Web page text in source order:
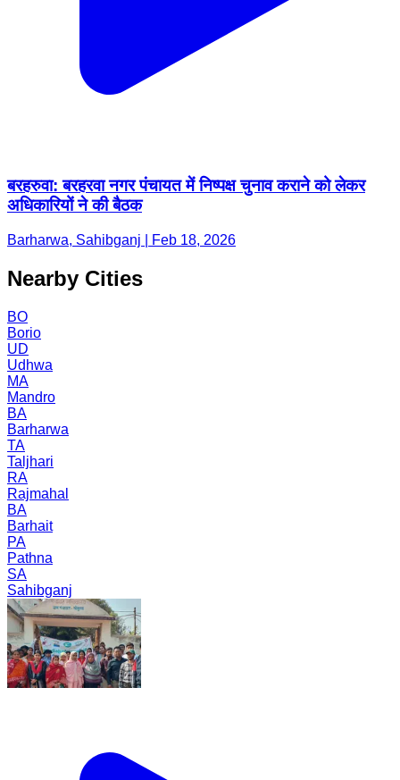
बरहरुवा: बरहरवा नगर पंचायत में निष्पक्ष चुनाव कराने को लेकर
अधिकारियों ने की बैठक
Barharwa, Sahibganj | Feb 18, 2026
Nearby Cities
BO
Borio
UD
Udhwa
MA
Mandro
BA
Barharwa
TA
Taljhari
RA
Rajmahal
BA
Barhait
PA
Pathna
SA
Sahibganj